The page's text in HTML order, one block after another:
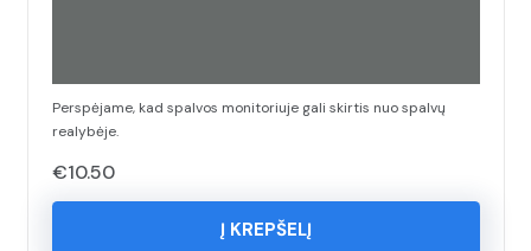
Perspėjame, kad spalvos monitoriuje gali skirtis nuo spalvų
realybėje.
€10.50
Į KREPŠELĮ